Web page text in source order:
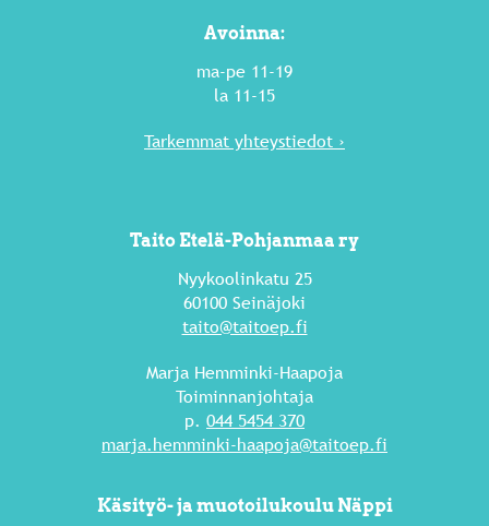
Avoinna:
ma-pe 11-19
la 11-15
Tarkemmat yhteystiedot ›
Taito Etelä-Pohjanmaa ry
Nyykoolinkatu 25
60100 Seinäjoki
taito@taitoep.fi
Marja Hemminki-Haapoja
Toiminnanjohtaja
p. 044 5454 370
marja.hemminki-haapoja@taitoep.fi
Käsityö- ja muotoilukoulu Näppi